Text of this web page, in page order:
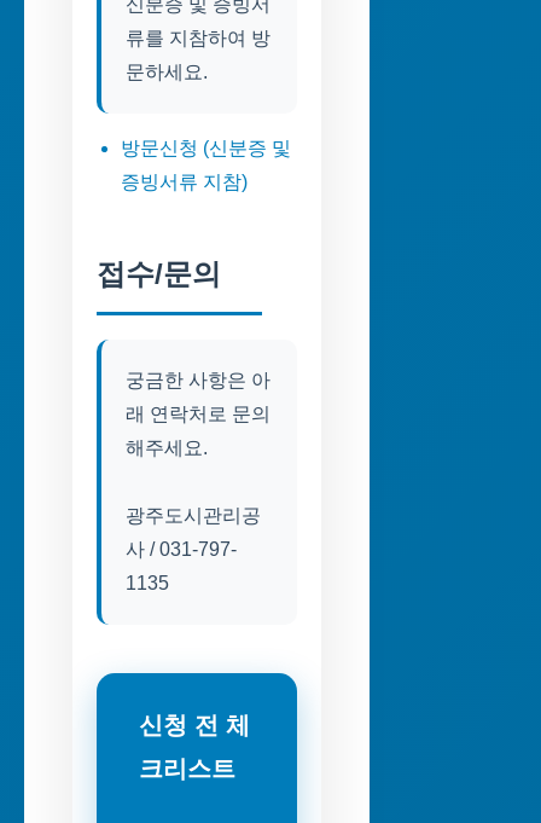
신분증 및 증빙서
류를 지참하여 방
문하세요.
방문신청 (신분증 및
증빙서류 지참)
접수/문의
궁금한 사항은 아
래 연락처로 문의
해주세요.
광주도시관리공
사 / 031-797-
1135
신청 전 체
크리스트